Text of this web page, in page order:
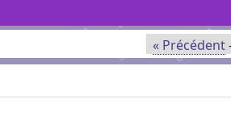
« Précédent